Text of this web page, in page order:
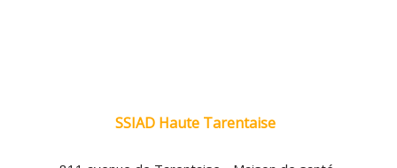
SSIAD Haute Tarentaise